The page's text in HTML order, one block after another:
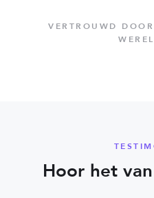
VERTROUWD
Hoor het